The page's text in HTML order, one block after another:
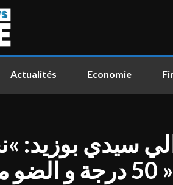
Actualités Economie
سيدي بوزيد:
50 درجة و الضو مقصوص »